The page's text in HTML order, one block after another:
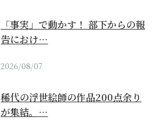
「事実」で動かす！ 部下からの報
告におけ…
2026/08/07
稀代の浮世絵師の作品200点余り
が集結。…